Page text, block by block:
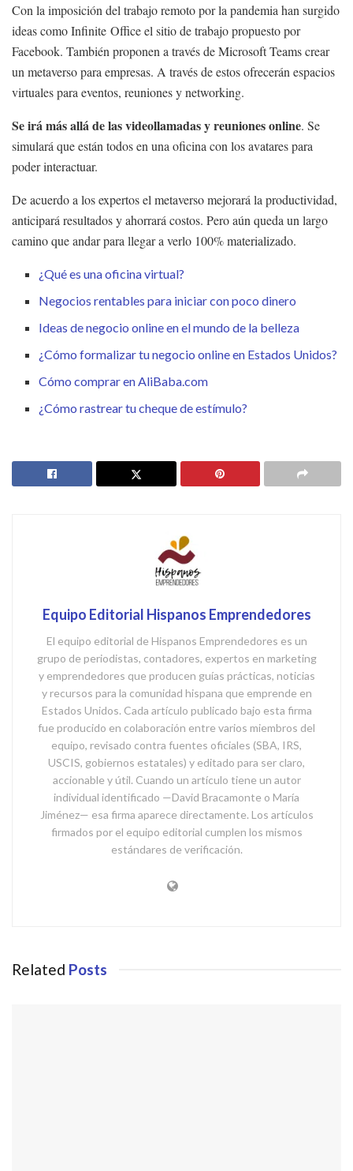
Con la imposición del trabajo remoto por la pandemia han surgido
ideas como Infinite Office el sitio de trabajo propuesto por
Facebook. También proponen a través de Microsoft Teams crear
un metaverso para empresas. A través de estos ofrecerán espacios
virtuales para eventos, reuniones y networking.
Se irá más allá de las videollamadas y reuniones online. Se
simulará que están todos en una oficina con los avatares para
poder interactuar.
De acuerdo a los expertos el metaverso mejorará la productividad,
anticipará resultados y ahorrará costos. Pero aún queda un largo
camino que andar para llegar a verlo 100% materializado.
¿Qué es una oficina virtual?
Negocios rentables para iniciar con poco dinero
Ideas de negocio online en el mundo de la belleza
¿Cómo formalizar tu negocio online en Estados Unidos?
Cómo comprar en AliBaba.com
¿Cómo rastrear tu cheque de estímulo?
Equipo Editorial Hispanos Emprendedores
El equipo editorial de Hispanos Emprendedores es un
grupo de periodistas, contadores, expertos en marketing
y emprendedores que producen guías prácticas, noticias
y recursos para la comunidad hispana que emprende en
Estados Unidos. Cada artículo publicado bajo esta firma
fue producido en colaboración entre varios miembros del
equipo, revisado contra fuentes oficiales (SBA, IRS,
USCIS, gobiernos estatales) y editado para ser claro,
accionable y útil. Cuando un artículo tiene un autor
individual identificado —David Bracamonte o María
Jiménez— esa firma aparece directamente. Los artículos
firmados por el equipo editorial cumplen los mismos
estándares de verificación.
Related Posts